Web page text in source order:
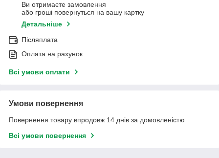
Ви отримаєте замовлення
або гроші повернуться на вашу картку
Детальніше
Післяплата
Оплата на рахунок
Всі умови оплати
Умови повернення
Повернення товару впродовж 14 днів за домовленістю
Всі умови повернення